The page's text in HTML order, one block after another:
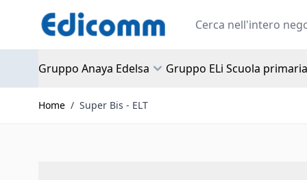
Search
Gruppo Anaya Edelsa Gruppo ELi Scuola primaria
Home / Super Bis - ELT